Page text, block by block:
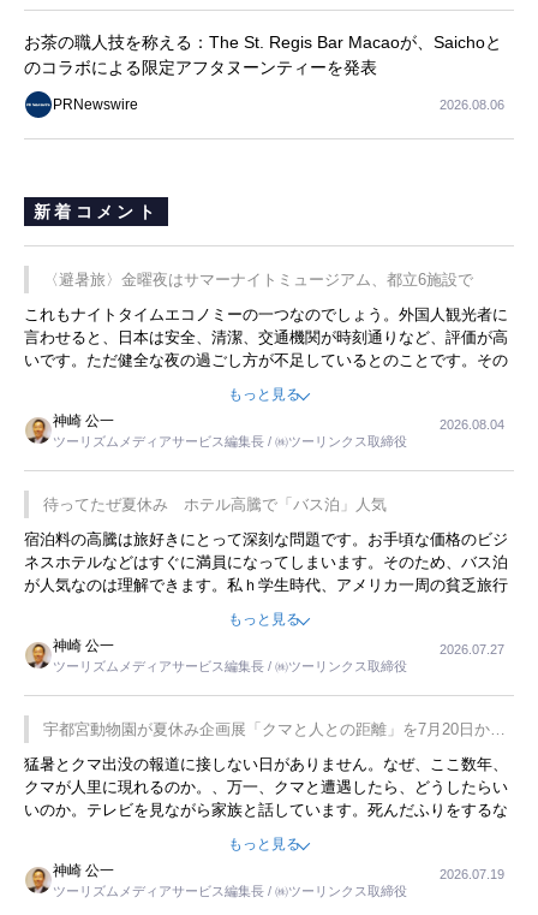
お茶の職人技を称える：The St. Regis Bar Macaoが、Saichoと
のコラボによる限定アフタヌーンティーを発表
PRNewswire 2026.08.06
新着コメント
〈避暑旅〉金曜夜はサマーナイトミュージアム、都立6施設で
これもナイトタイムエコノミーの一つなのでしょう。外国人観光者に
言わせると、日本は安全、清潔、交通機関が時刻通りなど、評価が高
いです。ただ健全な夜の過ごし方が不足しているとのことです。その
ような意味で、金曜夜にこのようなイベントが行われれば、日本人に
限らず外国人にとっても楽しみが増えるでしょうね。
もっと見る
神崎 公一
ツーリズムメディアサービス編集長 / ㈱ツーリンクス取締役
2026.08.04
待ってたぜ夏休み ホテル高騰で「バス泊」人気
宿泊料の高騰は旅好きにとって深刻な問題です。お手頃な価格のビジ
ネスホテルなどはすぐに満員になってしまいます。そのため、バス泊
が人気なのは理解できます。私ｈ学生時代、アメリカ一周の貧乏旅行
をした時は、移動はグレイハウンドバスでした。夕方から夜の便を利
用してホテル代を浮かせていました。ただし、若いからできたことで
す。若い人が夜行バスで京都に行った、青森に行ったと聞くと、疲れ
が残らないのかなと思ってしまいます。
もっと見る
神崎 公一
ツーリズムメディアサービス編集長 / ㈱ツーリンクス取締役
2026.07.27
宇都宮動物園が夏休み企画展「クマと人との距離」を7月20日から
開催
猛暑とクマ出没の報道に接しない日がありません。なぜ、ここ数年、
クマが人里に現れるのか。、万一、クマと遭遇したら、どうしたらい
いのか。テレビを見ながら家族と話しています。死んだふりをするな
んてことは、冗談でもいえません。そんな中で、この企画展はタイム
もっと見る
神崎 公一
ツーリズムメディアサービス編集長 / ㈱ツーリンクス取締役
2026.07.19